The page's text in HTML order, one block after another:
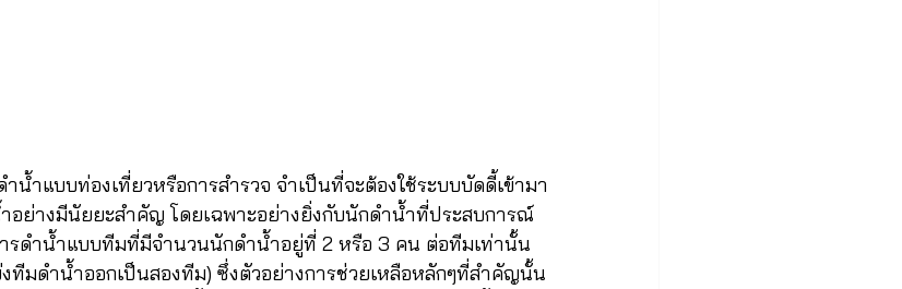
น้ำแบบท่องเที่ยวหรือการสำรวจ จำเป็นที่จะต้องใช้ระบบบัดดี้เข้ามา
อย่างมีนัยยะสำคัญ โดยเฉพาะอย่างยิ่งกับนักดำน้ำที่ประสบการณ์
รดำน้ำแบบทีมที่มีจำนวนนักดำน้ำอยู่ที่ 2 หรือ 3 คน ต่อทีมเท่านั้น
ทีมดำน้ำออกเป็นสองทีม) ซึ่งตัวอย่างการช่วยเหลือหลักๆที่สำคัญนั้น